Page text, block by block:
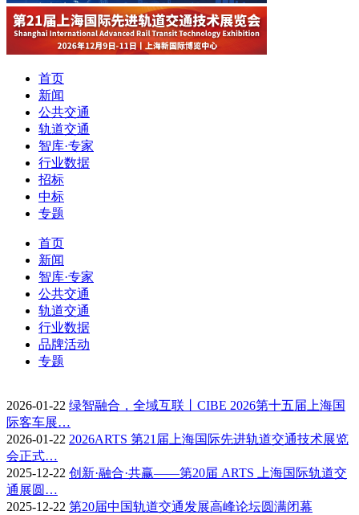
首页
新闻
公共交通
轨道交通
智库·专家
行业数据
招标
中标
专题
首页
新闻
智库·专家
公共交通
轨道交通
行业数据
品牌活动
专题
2026-01-22 绿智融合，全域互联丨CIBE 2026第十五届上海国
际客车展…
2026-01-22 2026ARTS 第21届上海国际先进轨道交通技术展览
会正式…
2025-12-22 创新·融合·共赢——第20届 ARTS 上海国际轨道交
通展圆…
2025-12-22 第20届中国轨道交通发展高峰论坛圆满闭幕